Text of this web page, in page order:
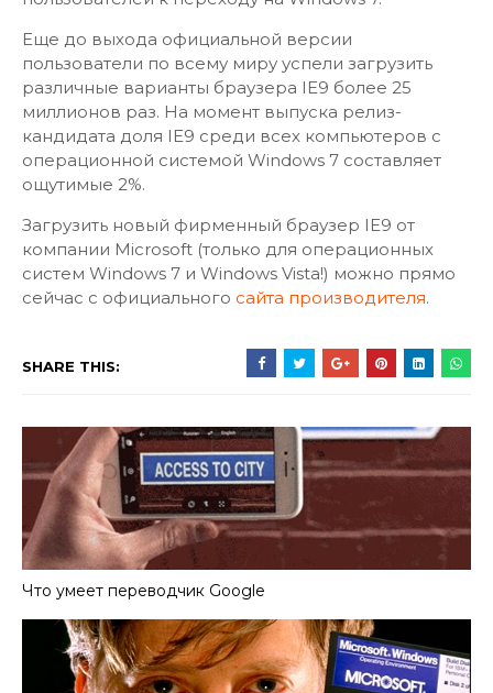
Еще до выхода официальной версии
пользователи по всему миру успели загрузить
различные варианты браузера IE9 более 25
миллионов раз. На момент выпуска релиз-
кандидата доля IE9 среди всех компьютеров с
операционной системой Windows 7 составляет
ощутимые 2%.
Загрузить новый фирменный браузер IE9 от
компании Microsoft (только для операционных
систем Windows 7 и Windows Vista!) можно прямо
сейчас с официального сайта производителя.
SHARE THIS:
Что умеет переводчик Google